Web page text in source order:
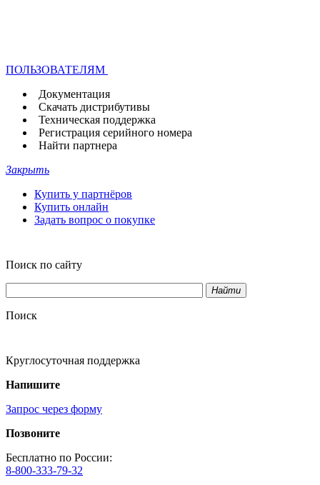
ПОЛЬЗОВАТЕЛЯМ
Документация
Скачать дистрибутивы
Техническая поддержка
Регистрация серийного номера
Найти партнера
Закрыть
Купить у партнёров
Купить онлайн
Задать вопрос о покупке
Поиск по сайту
Найти
Поиск
Круглосуточная поддержка
Напишите
Запрос через форму
Позвоните
Бесплатно по России:
8-800-333-79-32